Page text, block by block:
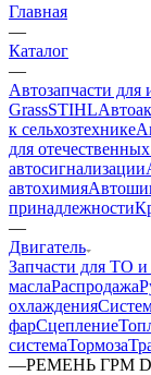
Главная
—
Каталог
—
Автозапчасти для
GrassSTIHL
к сельхозтехнике
для
автосигнализации
автохимия
принадлежности
—
Двигатель
Запчасти для ТО и
маслаРаспродажа
охлаждения
фарСцепление
системаТормоза
—РЕМЕНЬ ГРМ